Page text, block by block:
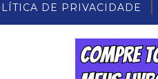
DE PRIVACIDADE